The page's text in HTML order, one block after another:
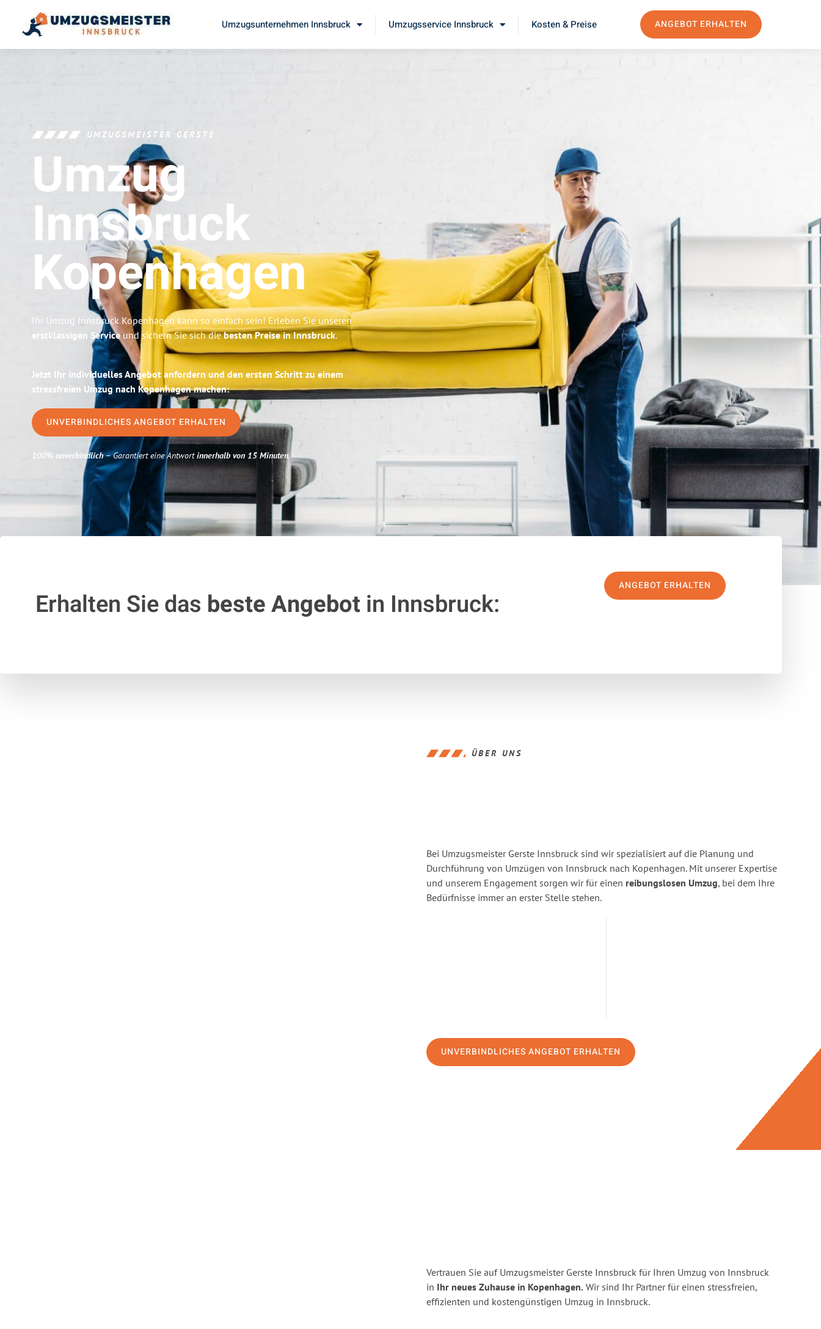
Umzugsunternehmen Innsbruck Umzugsservice Innsbruck Kosten & Preise ANGEBOT ERHALTEN
UMZUGSMEISTER GERSTE
Umzug
Innsbruck
Kopenhagen
Ihr Umzug Innsbruck Kopenhagen kann so einfach sein! Erleben Sie unseren
erstklassigen Serviceund sichern Sie sich diebesten Preise in Innsbruck.
Jetzt Ihr individuelles Angebot anfordern und den ersten Schritt zu einem
stressfreien Umzug nach Kopenhagen machen:
UNVERBINDLICHES ANGEBOT ERHALTEN
100% unverbindlich– Garantiert eine Antwortinnerhalb von 15 Minuten.
Erhalten Sie das beste Angebotin Innsbruck:
ANGEBOT ERHALTEN
ÜBER UNS
Bei Umzugsmeister Gerste Innsbruck sind wir spezialisiert auf die Planung und
Durchführung von Umzügen von Innsbruck nach Kopenhagen. Mit unserer Expertise
und unserem Engagement sorgen wir für einen reibungslosen Umzug, bei dem Ihre
Bedürfnisse immer an erster Stelle stehen.
UNVERBINDLICHES ANGEBOT ERHALTEN
Vertrauen Sie auf Umzugsmeister Gerste Innsbruck für Ihren Umzug von Innsbruck
in Ihr neues Zuhause in Kopenhagen. Wir sind Ihr Partner für einen stressfreien,
effizienten und kostengünstigen Umzug in Innsbruck.